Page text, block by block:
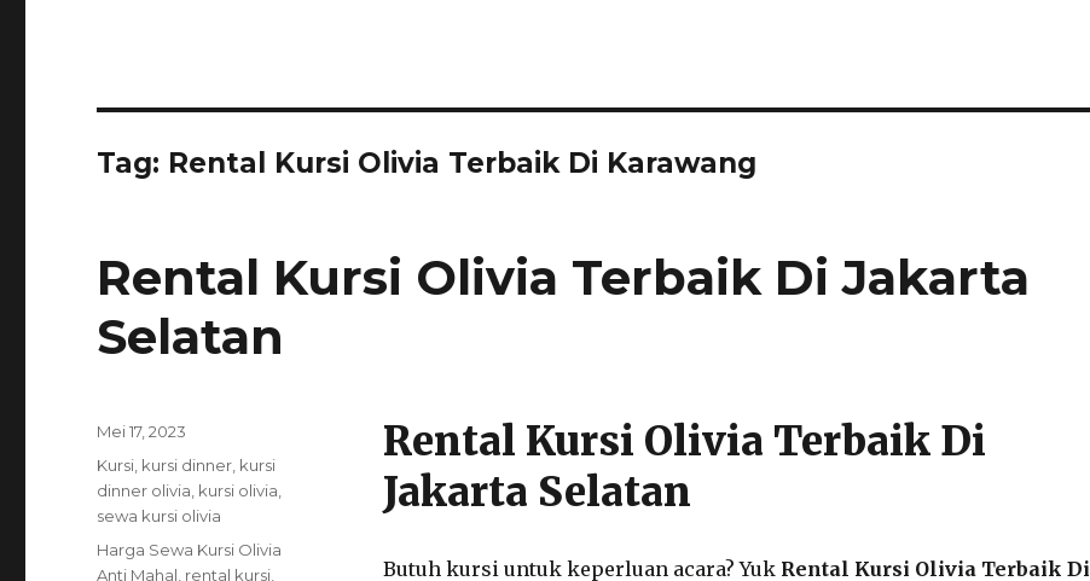
Tag: Rental Kursi Olivia Terbaik Di Karawang
Rental Kursi Olivia Terbaik Di Jakarta
Selatan
Rental Kursi Olivia Terbaik Di
Jakarta Selatan
Butuh kursi untuk keperluan acara? Yuk Rental Kursi Olivia Terbaik Di
Posted
Mei 17, 2023
Categories
Kursi kursi dinner kursi
dinner olivia kursi olivia
sewa kursi olivia
Tags
Harga Sewa Kursi Olivia
Anti Mahal rental kursi